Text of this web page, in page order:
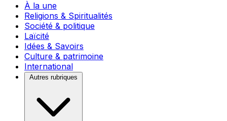
À la une
Religions & Spiritualités
Société & politique
Laïcité
Idées & Savoirs
Culture & patrimoine
International
Autres rubriques